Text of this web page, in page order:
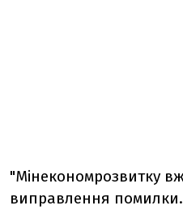
"Мінекономрозвитку
виправлення